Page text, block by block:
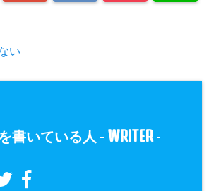
い
書いている人 - WRITER-